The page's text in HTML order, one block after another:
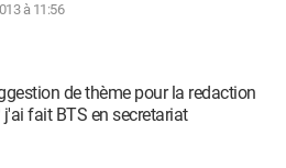
à 11:56
de thème pour la redaction
fait BTS en secretariat